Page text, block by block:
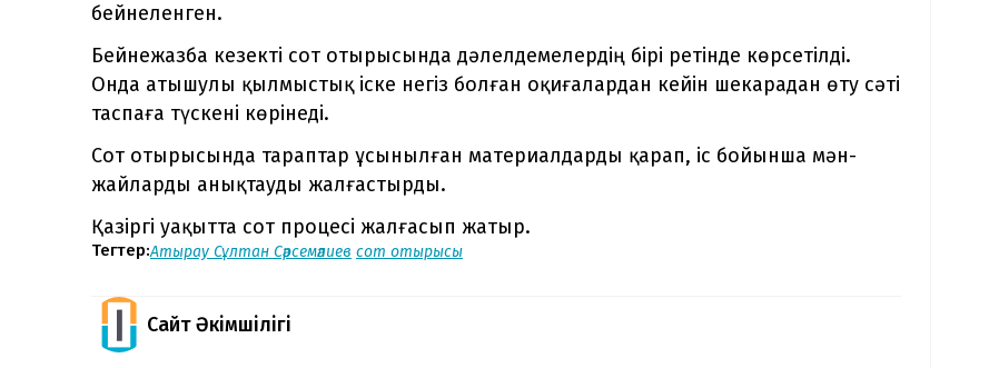
бейнеленген.
Бейнежазба кезекті сот отырысында дәлелдемелердің бірі ретінде көрсетілді.
Онда атышулы қылмыстық іске негіз болған оқиғалардан кейін шекарадан өту сәті
таспаға түскені көрінеді.
Сот отырысында тараптар ұсынылған материалдарды қарап, іс бойынша мән-
жайларды анықтауды жалғастырды.
Қазіргі уақытта сот процесі жалғасып жатыр.
Тегтер:Атырау Сұлтан Сәрсемәлиев сот отырысы
Сайт Әкімшілігі